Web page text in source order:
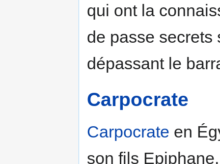
qui ont la
de passe secrets
dépassant le
Carpocrate
Carpocrate en
son fils